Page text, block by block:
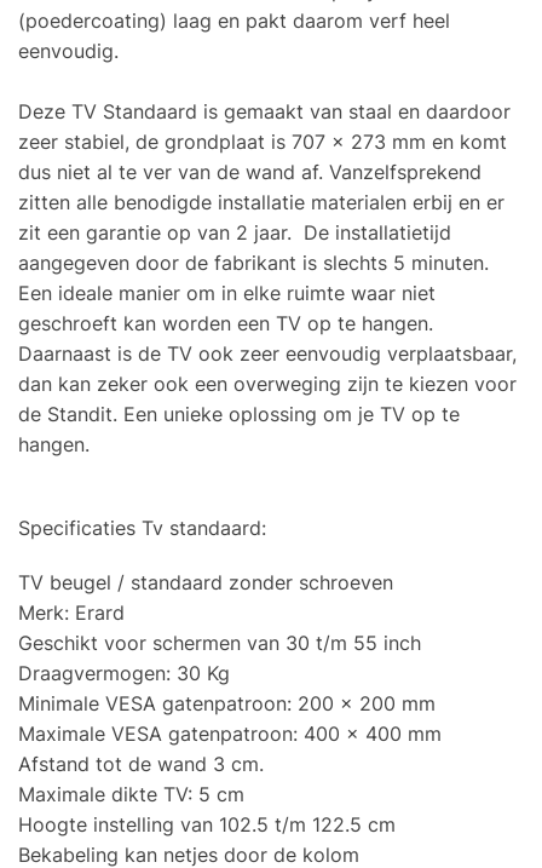
(poedercoating) laag en pakt daarom verf heel
eenvoudig.
Deze TV Standaard is gemaakt van staal en daardoor
zeer stabiel, de grondplaat is 707 x 273 mm en komt
dus niet al te ver van de wand af. Vanzelfsprekend
zitten alle benodigde installatie materialen erbij en er
zit een garantie op van 2 jaar. De installatietijd
aangegeven door de fabrikant is slechts 5 minuten.
Een ideale manier om in elke ruimte waar niet
geschroeft kan worden een TV op te hangen.
Daarnaast is de TV ook zeer eenvoudig verplaatsbaar,
dan kan zeker ook een overweging zijn te kiezen voor
de Standit. Een unieke oplossing om je TV op te
hangen.
Specificaties Tv standaard:
TV beugel / standaard zonder schroeven
Merk: Erard
Geschikt voor schermen van 30 t/m 55 inch
Draagvermogen: 30 Kg
Minimale VESA gatenpatroon: 200 x 200 mm
Maximale VESA gatenpatroon: 400 x 400 mm
Afstand tot de wand 3 cm.
Maximale dikte TV: 5 cm
Hoogte instelling van 102.5 t/m 122.5 cm
Bekabeling kan netjes door de kolom